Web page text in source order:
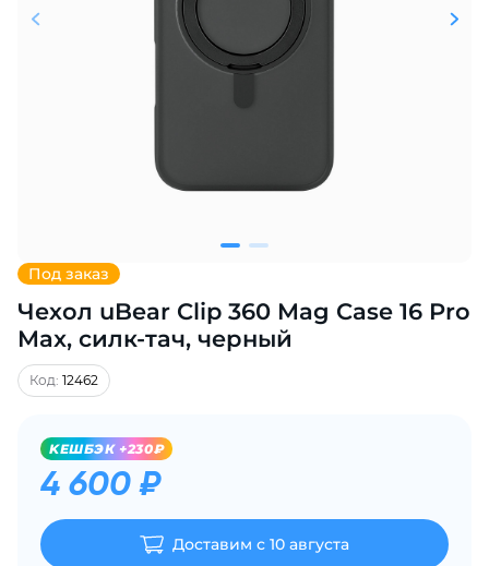
Под заказ
Чехол uBear Clip 360 Mag Case 16 Pro
Max, силк-тач, черный
Код: 12462
KЕШБЭК +230₽
4 600 ₽
Доставим с 10 августа
25
Добавляйте товары
% картой любого банка
Получайте товар
выбранный способом
списываться
по25%каждые 2 недели
Подробнее